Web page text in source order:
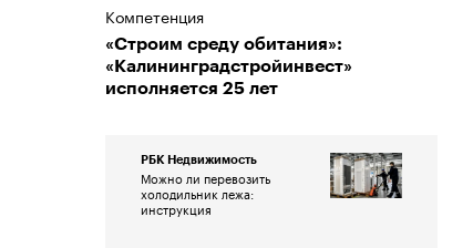
Компетенция
«Строим среду обитания»:
«Калининградстройинвест»
исполняется 25 лет
РБК Недвижимость
Можно ли перевозить
холодильник лежа:
инструкция